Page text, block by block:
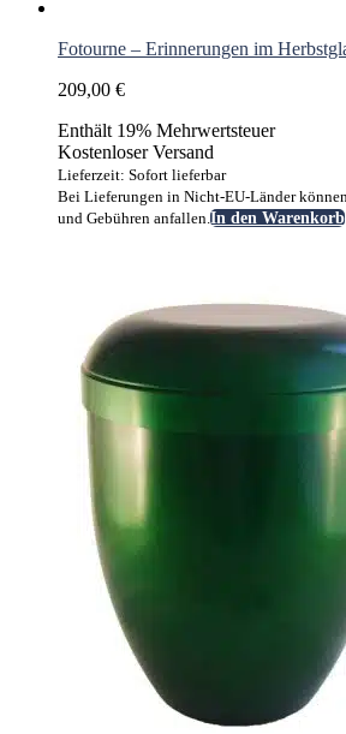
Fotourne – Erinnerungen im
209,00 €
Enthält 19% Mehrwertsteuer
Kostenloser Versand
Lieferzeit: Sofort lieferbar
Bei Lieferungen in Nicht-EU-Länder
und Gebühren anfallen.In den Warenkorb